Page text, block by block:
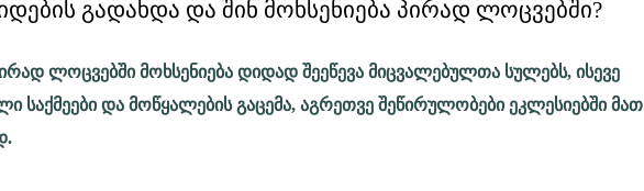
გადახდა და შინ მოხსენიება პირად ლოცვებში?
ლოცვებში მოხსენიება დიდად შეეწევა მიცვალებულთა სულებს, ისევე
საქმეები და მოწყალების გაცემა, აგრეთვე შეწირულობები ეკლესიებში მათ